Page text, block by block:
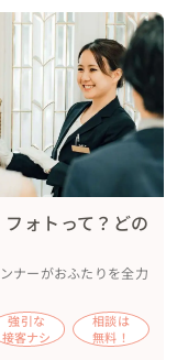
での撮影をご希望
ォトって？どの
ナーがおふたりを全力
強引な
接客ナシ
相談は
無料！